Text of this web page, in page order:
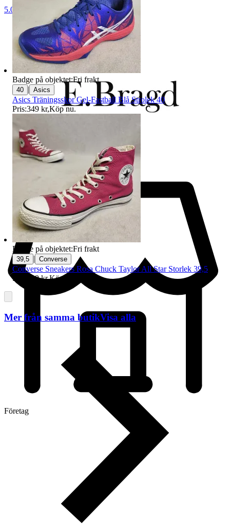
5.0
Företag
Badge på objektet:Fri frakt
40 | Asics
Asics Träningsskor Gel-Fastball Blå Strolek 40
Pris:349 kr,Köp nu.
Badge på objektet:Fri frakt
39,5 | Converse
Converse Sneakers Rosa Chuck Taylor All Star Storlek 39,5
Pris:
329 kr,Köp nu
Mer från samma butikVisa alla